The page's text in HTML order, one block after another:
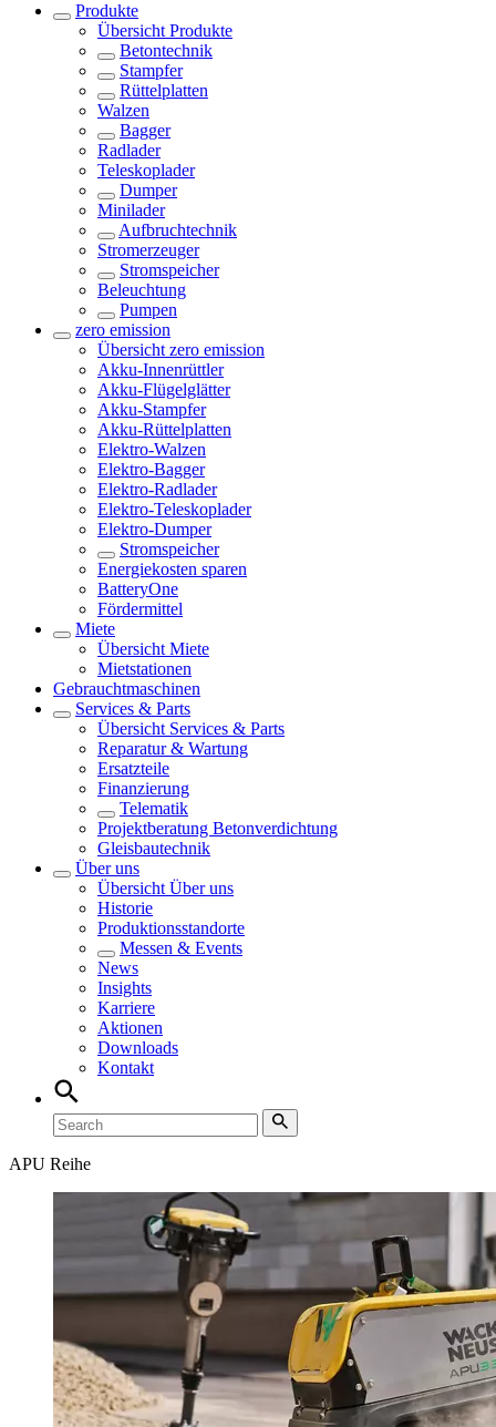
Produkte
Übersicht Produkte
Betontechnik
Stampfer
Rüttelplatten
Walzen
Bagger
Radlader
Teleskoplader
Dumper
Minilader
Aufbruchtechnik
Stromerzeuger
Stromspeicher
Beleuchtung
Pumpen
zero emission
Übersicht zero emission
Akku-Innenrüttler
Akku-Flügelglätter
Akku-Stampfer
Akku-Rüttelplatten
Elektro-Walzen
Elektro-Bagger
Elektro-Radlader
Elektro-Teleskoplader
Elektro-Dumper
Stromspeicher
Energiekosten sparen
BatteryOne
Fördermittel
Miete
Übersicht Miete
Mietstationen
Gebrauchtmaschinen
Services & Parts
Übersicht Services & Parts
Reparatur & Wartung
Ersatzteile
Finanzierung
Telematik
Projektberatung Betonverdichtung
Gleisbautechnik
Über uns
Übersicht Über uns
Historie
Produktionsstandorte
Messen & Events
News
Insights
Karriere
Aktionen
Downloads
Kontakt
APU Reihe